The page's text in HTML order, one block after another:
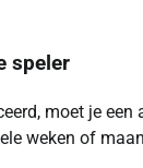
speler
moet je
weken of